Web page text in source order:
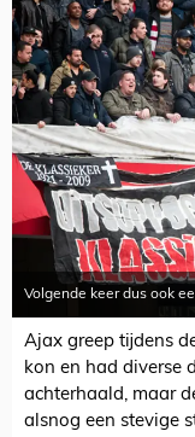
Volgende keer dus ook
Ajax greep tijdens
kon en had diverse
achterhaald, maar
alsnog een stevige